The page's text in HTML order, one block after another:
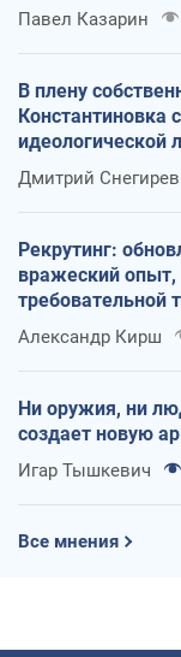
Павел Казарин
В плену
Константиновка
идеологической
оккупантов
Дмитрий Снегирев
Рекрутинг:
вражеский опыт,
требовательной
Александр Кирш
Ни оружия, ни
создает новую
Игар Тышкевич
Все мнения